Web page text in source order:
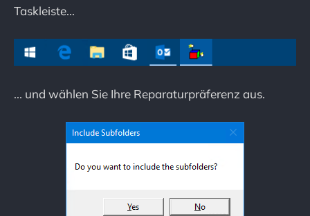
Taskleiste...
... und wählen Sie Ihre Reparaturpräferenz aus.